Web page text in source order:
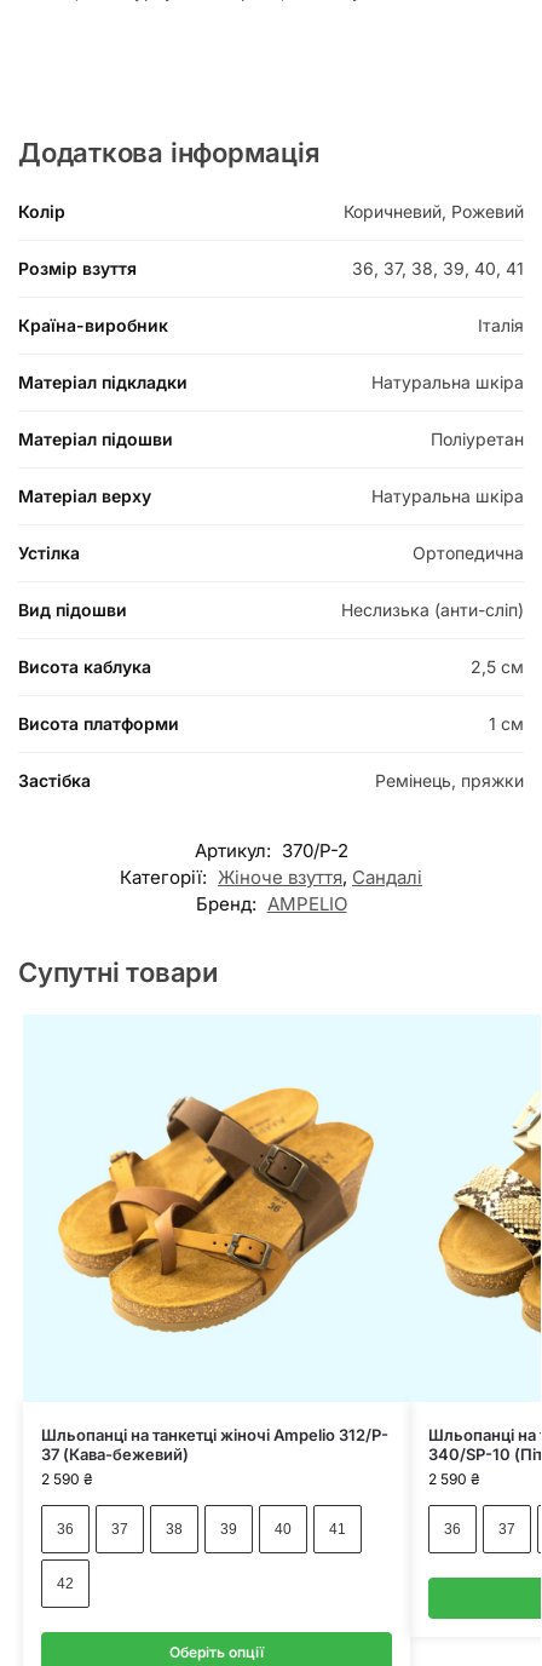
Додаткова інформація
Колір Коричневий, Рожевий
Розмір взуття 36, 37, 38, 39, 40, 41
Країна-виробник Італія
Матеріал підкладки Натуральна шкіра
Матеріал підошви Поліуретан
Матеріал верху Натуральна шкіра
Устілка Ортопедична
Вид підошви Неслизька (анти-сліп)
Висота каблука 2,5 см
Висота платформи 1 см
Застібка Ремінець, пряжки
Артикул: 370/P-2
Категорії: Жіноче взуття, Сандалі
Бренд: AMPELIO
Супутні товари
Шльопанці на танкетці жіночі Ampelio 312/P-
37 (Кава-бежевий)
2 590 ₴
36 37 38 39 40 41
42
Оберіть опції
Шльопанці на
340/SP-10
2 590 ₴
36 37